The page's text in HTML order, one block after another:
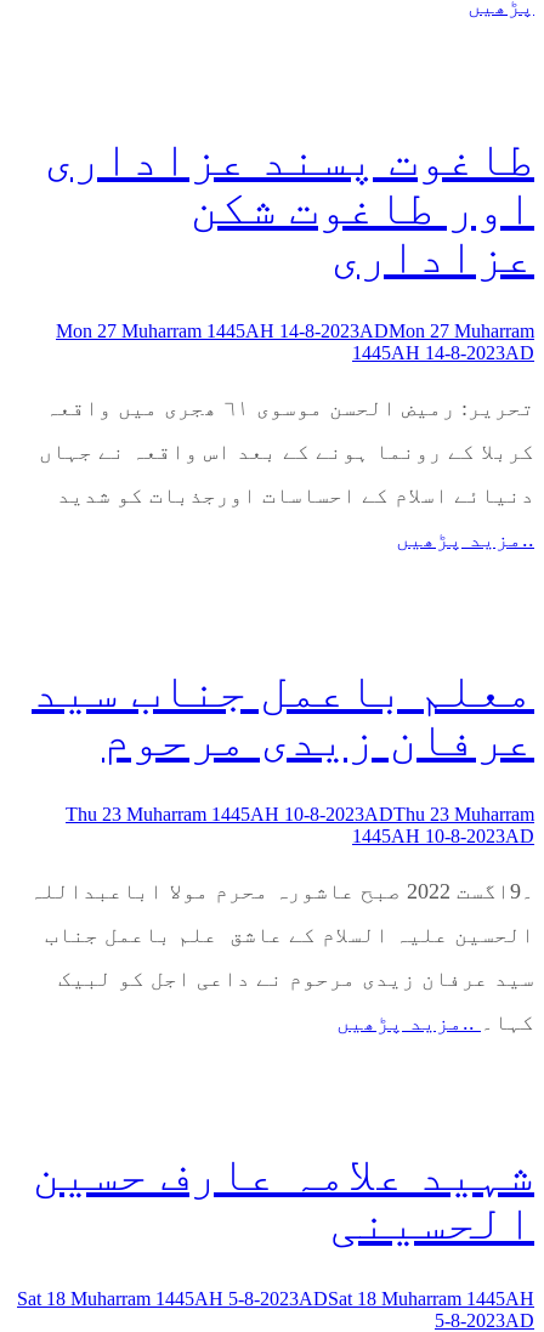
پڑھیں
طاغوت پسند عزاداری
اور طاغوت شکن
عزاداری
Mon 27 Muharram 1445AH 14-8-2023ADMon 27 Muharram
1445AH 14-8-2023AD
تحریر: رمیض الحسن موسوی ٦١ ھجری میں واقعہ
کربلا کے رونما ہونے کے بعد اس واقعہ نے جہاں
دنیائے اسلام کے احساسات اورجذبات کو شدید
..مزید پڑھیں
معلم باعمل جناب سید
عرفان زیدی مرحوم
Thu 23 Muharram 1445AH 10-8-2023ADThu 23 Muharram
1445AH 10-8-2023AD
۔9اگست 2022 صبح عاشورہ محرم مولا اباعبداللہ
الحسین علیہ السلام کے عاشق علم باعمل جناب
سید عرفان زیدی مرحوم نے داعی اجل کو لبیک
کہا۔ ..مزید پڑھیں
شہید علامہ عارف حسین
الحسینی
Sat 18 Muharram 1445AH 5-8-2023ADSat 18 Muharram 1445AH
5-8-2023AD